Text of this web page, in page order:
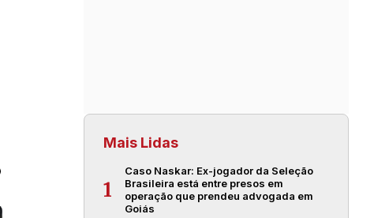
Mais Lidas
1
Caso Naskar: Ex-jogador da Seleção
Brasileira está entre presos em
operação que prendeu advogada em
Goiás